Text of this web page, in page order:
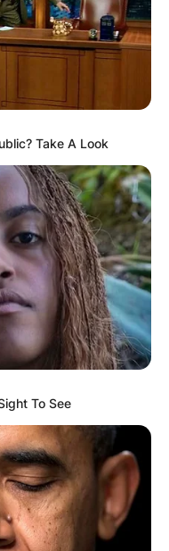
кула,
и
кои имале ќерка
го
го заземат,
оваа
запалени
го запалат
не
Сара да ги фрли
преку
Take A Look
To See